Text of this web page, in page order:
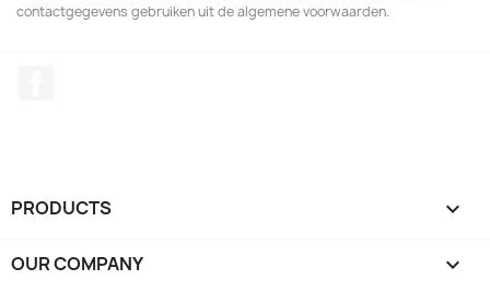
contactgegevens gebruiken uit de algemene voorwaarden.
PRODUCTS 
OUR COMPANY 